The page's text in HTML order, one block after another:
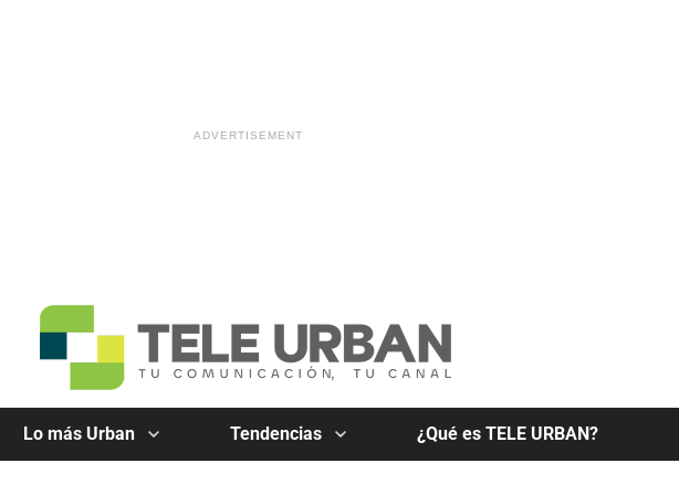
Lo más Urban Tendencias ¿Qué es TELE URBAN?